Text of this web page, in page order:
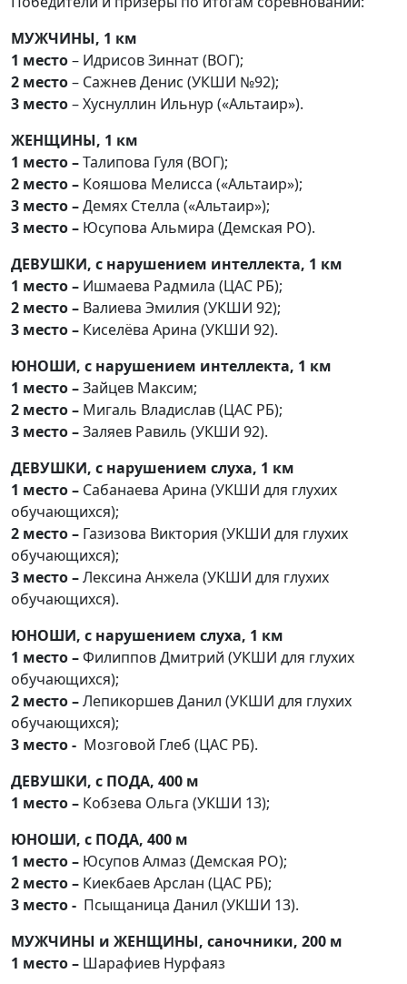
МУЖЧИНЫ, 1 км
1 место– Идрисов Зиннат (ВОГ);
2 место– Сажнев Денис (УКШИ №92);
3 место– Хуснуллин Ильнур («Альтаир»).
ЖЕНЩИНЫ, 1 км
1 место –Талипова Гуля (ВОГ);
2 место – Кояшова Мелисса («Альтаир»);
3 место –Демях Стелла («Альтаир»);
3 место – Юсупова Альмира (Демская РО).
ДЕВУШКИ, с нарушением интеллекта, 1 км
1 место – Ишмаева Радмила (ЦАС РБ);
2 место – Валиева Эмилия (УКШИ 92);
3 место – Киселёва Арина (УКШИ 92).
ЮНОШИ, с нарушением интеллекта, 1 км
1 место –Зайцев Максим;
2 место – Мигаль Владислав (ЦАС РБ);
3 место –Заляев Равиль (УКШИ 92).
ДЕВУШКИ, с нарушением слуха, 1 км
1 место – Сабанаева Арина (УКШИ для глухих
обучающихся);
2 место – Газизова Виктория (УКШИ для глухих
обучающихся);
3 место –Лексина Анжела (УКШИ для глухих
обучающихся).
ЮНОШИ, с нарушением слуха, 1 км
1 место –Филиппов Дмитрий (УКШИ для глухих
обучающихся);
2 место –Лепикоршев Данил (УКШИ для глухих
обучающихся);
3 место - Мозговой Глеб (ЦАС РБ).
ДЕВУШКИ, с ПОДА, 400 м
1 место – Кобзева Ольга (УКШИ 13);
ЮНОШИ, с ПОДА, 400 м
1 место – Юсупов Алмаз (Демская РО);
2 место – Киекбаев Арслан (ЦАС РБ);
3 место - Псыщаница Данил (УКШИ 13).
МУЖЧИНЫ и ЖЕНЩИНЫ, саночники, 200 м
1 место – Шарафиев Нурфаяз